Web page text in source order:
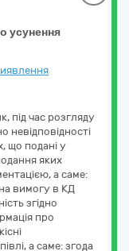
усунення
під час розгляду
невідповідності
що подані у
яких
а саме:
вимогу в КД
згідно
про
а саме: згода